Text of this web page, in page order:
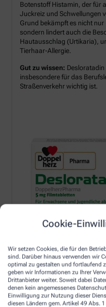
Cookie-
Wir setzen Cookies, die für den
sind. Darüber hinaus verwenden wir
optimal zu gestalten und fortlaufend
geben wir Informationen zu Ihrer
Drittanbieter weiter. Soweit dabei
denen kein angemessenes
Einwilligung zur Nutzung dieser
diesen Ländern gem. Artikel 49 Abs.
Botenstoff Histamin, der für
Juckreiz und Schwellungen
Grund bekämpft es nicht
sondern lindert auch die
Hautausschlag (Urtikaria),
Tierhaar-Allergie.
Gut zu wissen:
insbesondere für das
Straßenverkehr wichtig ist.
Erfahren Sie mehr